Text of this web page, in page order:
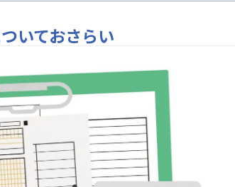
いておさらい